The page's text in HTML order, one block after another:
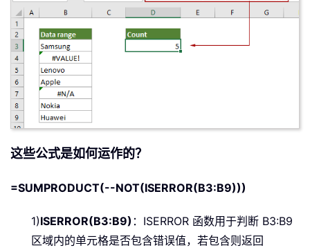
这些公式是如何运作的？
=SUMPRODUCT(--NOT(ISERROR(B3:B9)))
1)ISERROR(B3:B9) ：ISERROR 函数用于判断 B3:B9
区域内的单元格是否包含错误值，若包含则返回